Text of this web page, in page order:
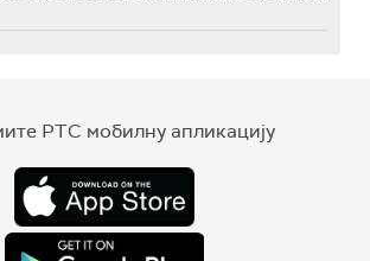
РТС мобилну апликацију